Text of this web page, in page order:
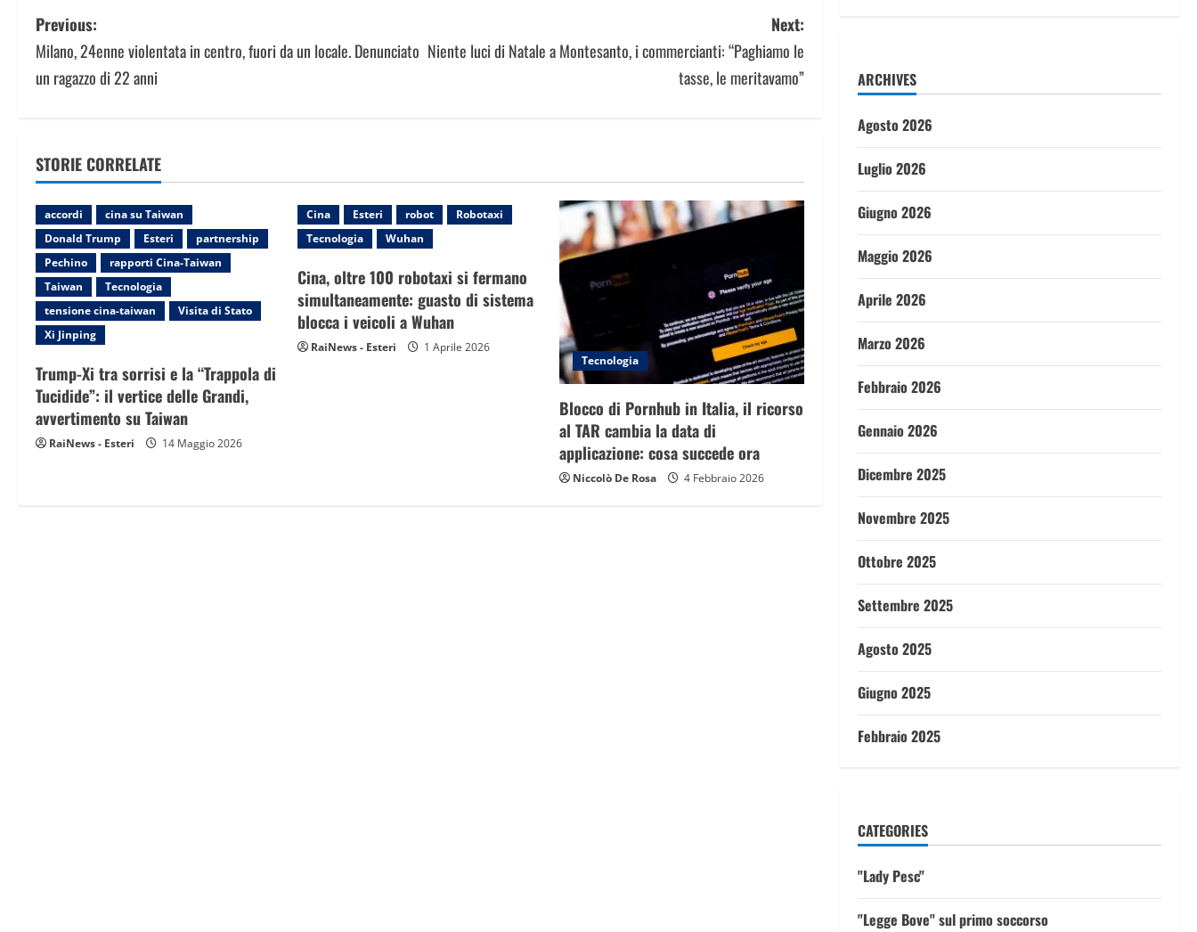
P
o
n
a
v
i
g
a
t
i
Previous:
Milano, 24enne violentata in centro, fuori da un locale. Denunciato
un ragazzo di 22 anni
Next:
Niente luci di Natale a Montesanto, i commercianti: “Paghiamo le
tasse, le meritavamo”
STORIE CORRELATE
accordi
cina su Taiwan
Donald Trump
Esteri
partnership
Pechino
rapporti Cina-Taiwan
Taiwan
Tecnologia
tensione cina-taiwan
Visita di Stato
Xi Jinping
Trump-Xi tra sorrisi e la “Trappola di
Tucidide”: il vertice delle Grandi,
avvertimento su Taiwan
RaiNews - Esteri 14 Maggio 2026
Cina Esteri robot
Robotaxi
Tecnologia
Wuhan
Cina, oltre 100 robotaxi si fermano
simultaneamente: guasto di sistema
blocca i veicoli a Wuhan
RaiNews - Esteri
1 Aprile 2026
Tecnologia
Blocco di Pornhub in Italia, il ricorso
al TAR cambia la data di
applicazione: cosa succede ora
Niccolò De Rosa 4 Febbraio 2026
ARCHIVES
Agosto 2026
Luglio 2026
Giugno 2026
Maggio 2026
Aprile 2026
Marzo 2026
Febbraio 2026
Gennaio 2026
Dicembre 2025
Novembre 2025
Ottobre 2025
Settembre 2025
Agosto 2025
Giugno 2025
Febbraio 2025
CATEGORIES
"Lady Pesc"
"Legge Bove" sul primo soccorso